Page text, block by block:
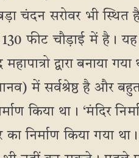
चंदन सरोवर भी स्थित
फीट चौड़ाई में है।
महापात्रो द्वारा बनाया
में सर्वश्रेष्ठ है और बहुत
किया था। ‘मंदिर
निर्माण किया गया